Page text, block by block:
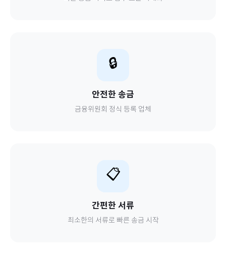
🔒
안전한 송금
금융위원회 정식 등록 업체
📋
간편한 서류
최소한의 서류로 빠른 송금 시작